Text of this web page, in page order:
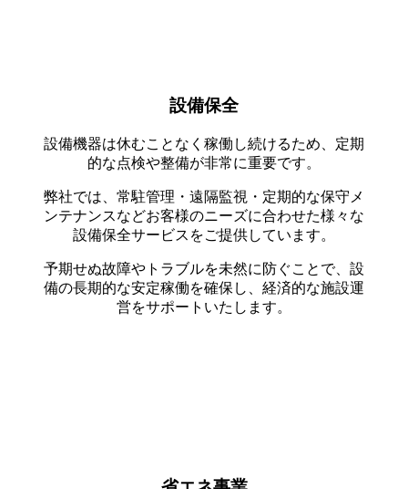
設備保全
設備機器は休むことなく稼働し続けるため、定期
的な点検や整備が非常に重要です。
弊社では、常駐管理・遠隔監視・定期的な保守メ
ンテナンスなどお客様のニーズに合わせた様々な
設備保全サービスをご提供しています。
予期せぬ故障やトラブルを未然に防ぐことで、設
備の長期的な安定稼働を確保し、経済的な施設運
営をサポートいたします。